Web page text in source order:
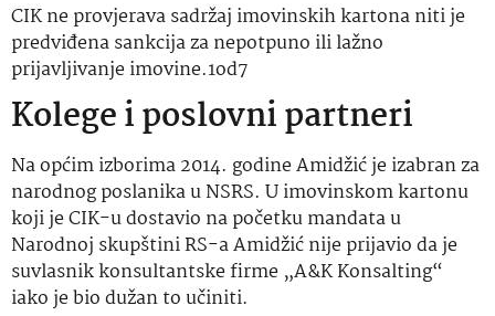
CIK ne provjerava sadržaj imovinskih kartona niti je
predviđena sankcija za nepotpuno ili lažno
prijavljivanje imovine.1od7
Kolege i poslovni partneri
Na općim izborima 2014. godine Amidžić je izabran za
narodnog poslanika u NSRS. U imovinskom kartonu
koji je CIK-u dostavio na početku mandata u
Narodnoj skupštini RS-a Amidžić nije prijavio da je
suvlasnik konsultantske firme „A&K Konsalting“
iako je bio dužan to učiniti.